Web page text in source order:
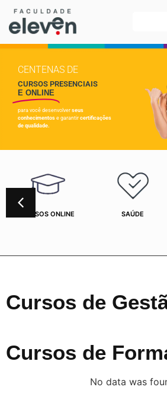
CENTENAS DE
CURSOS PRESENCIAIS
E ONLINE
para você desenvolver seus
conhecimentos e garantir certificações
de qualidade.
CURSOS ONLINE SAÚDE
Cursos de
Cursos de
No data was